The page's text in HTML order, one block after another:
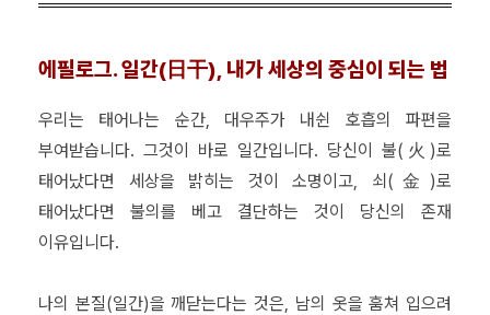
에필로그. 일간(日干), 내가 세상의 중심이 되는 법
우리는 태어나는 순간, 대우주가 내쉰 호흡의 파편을
부여받습니다. 그것이 바로 일간입니다. 당신이 불(火)로
태어났다면 세상을 밝히는 것이 소명이고, 쇠(金)로
태어났다면 불의를 베고 결단하는 것이 당신의 존재
이유입니다.
나의 본질(일간)을 깨닫는다는 것은, 남의 옷을 훔쳐 입으려